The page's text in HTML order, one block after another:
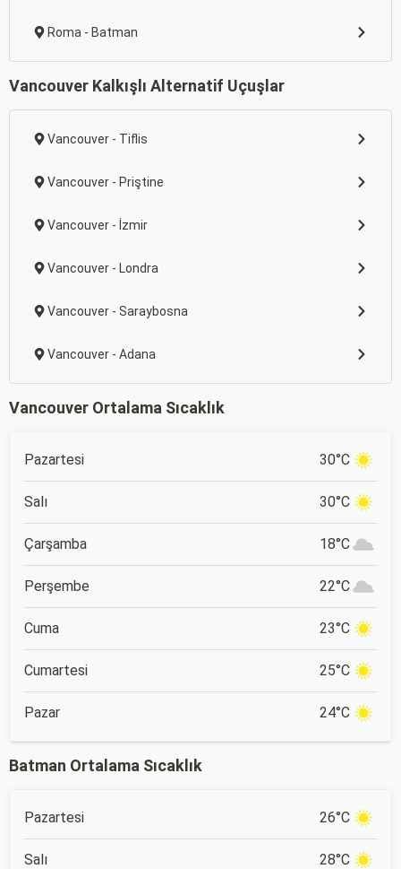
Roma - Batman
Vancouver Kalkışlı Alternatif Uçuşlar
Vancouver - Tiflis
Vancouver - Priştine
Vancouver - İzmir
Vancouver - Londra
Vancouver - Saraybosna
Vancouver - Adana
Vancouver Ortalama Sıcaklık
Pazartesi 30°C
Salı 30°C
Çarşamba 18°C
Perşembe 22°C
Cuma 23°C
Cumartesi 25°C
Pazar 24°C
Batman Ortalama Sıcaklık
Pazartesi 26°C
Salı 28°C